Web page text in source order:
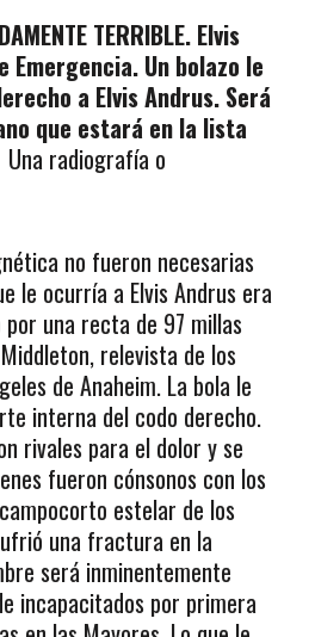
TERRIBLE. Elvis
Emergencia. Un bolazo le
a Elvis Andrus. Será
que estará en la lista
Una radiografía o
no fueron necesarias
le ocurría a Elvis Andrus era
por una recta de 97 millas
relevista de los
de Anaheim. La bola le
interna del codo derecho.
rivales para el dolor y se
fueron cónsonos con los
estelar de los
una fractura en la
será inminentemente
incapacitados por primera